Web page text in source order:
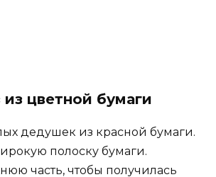
цветной бумаги
дедушек из красной бумаги.
полоску бумаги.
часть, чтобы получилась